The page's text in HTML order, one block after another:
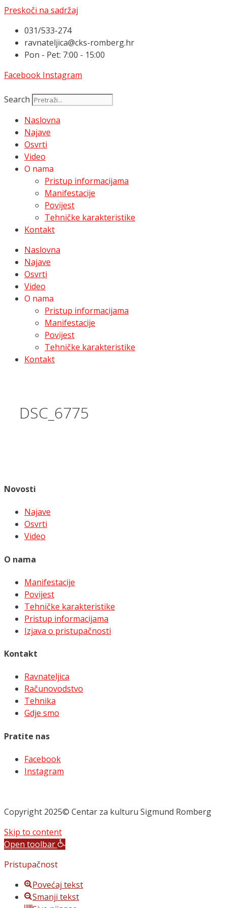
Preskoči na sadržaj
031/533-274
ravnateljica@cks-romberg.hr
Pon - Pet: 7:00 - 15:00
Facebook Instagram
Search
Naslovna
Najave
Osvrti
Video
O nama
Pristup informacijama
Manifestacije
Povijest
Tehničke karakteristike
Kontakt
Naslovna
Najave
Osvrti
Video
O nama
Pristup informacijama
Manifestacije
Povijest
Tehničke karakteristike
Kontakt
DSC_6775
Novosti
Najave
Osvrti
Video
O nama
Manifestacije
Povijest
Tehničke karakteristike
Pristup informacijama
Izjava o pristupačnosti
Kontakt
Ravnateljica
Računovodstvo
Tehnika
Gdje smo
Pratite nas
Facebook
Instagram
Copyright 2025© Centar za kulturu Sigmund Romberg
Skip to content
Open toolbar
Pristupačnost
Povećaj tekst
Smanji tekst